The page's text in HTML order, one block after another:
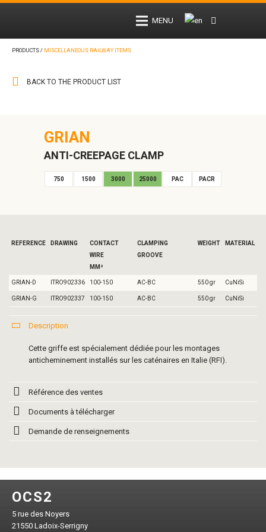
MENU
PRODUCTS / MISCELLANEOUS RAILWAY ITEMS
BACK TO THE PRODUCT LIST
GRIAN
ANTI-CREEPAGE CLAMP
750 1500 3000 25000 PAC PACR
REFERENCE DRAWING
CONTACT
WIRE
MM²
CLAMPING
GROOVE
WEIGHT MATERIAL
GRIAN-D ITRO902336 100-150 AC-BC 550 gr CuNiSi
GRIAN-G ITRO902337 100-150 AC-BC 550 gr CuNiSi
Description
Cette griffe est spécialement dédiée pour les montages
anticheminement installés sur les caténaires en Italie (RFI).
Référence des ventes
Documents à télécharger
Demande de renseignements
OCS2
5 rue des Noyers
21550 Ladoix-Serrigny